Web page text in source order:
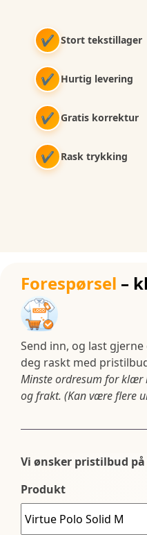
✔ Stort tekstillager
✔ Hurtig levering
✔ Gratis korrektur
✔ Rask trykking
Forespørsel –
Send inn, og last
deg raskt med
Minste ordresum for klær
og frakt. (Kan være flere
Vi ønsker pristilbud
Produkt